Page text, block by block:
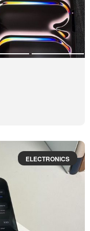
ELECTRONICS